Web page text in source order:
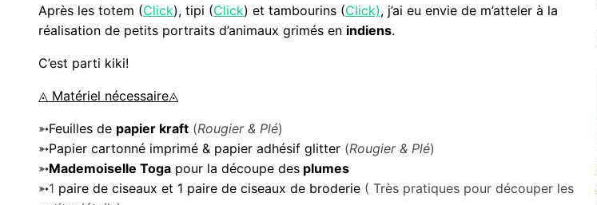
Après les totem (Click), tipi (Click) et tambourins (Click), j’ai eu envie de m’atteler à la
réalisation de petits portraits d’animaux grimés en indiens.
C’est parti kiki!
◬ Matériel nécessaire◬
➳Feuilles de papier kraft (Rougier & Plé)
➳Papier cartonné imprimé & papier adhésif glitter (Rougier & Plé)
➳Mademoiselle Toga pour la découpe des plumes
➳1 paire de ciseaux et 1 paire de ciseaux de broderie ( Très pratiques pour découper les